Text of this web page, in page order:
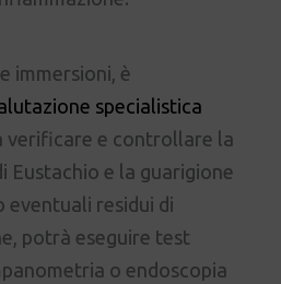
immersioni, è
specialistica
verificare e controllare la
Eustachio e la guarigione
eventuali residui di
potrà eseguire test
o endoscopia